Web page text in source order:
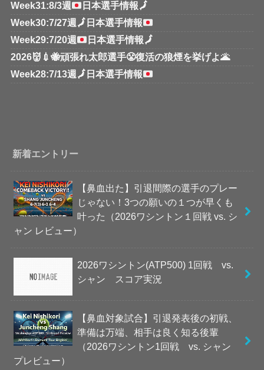
Week31:8/3週 日本選手情報🗾
Week30:7/27週 🗾 日本選手情報
Week29:7/20週
日本選手情報🗾
2026👹💉🐝頑張れ太郎選手😤復活の狼煙を挙げよ🌋
Week28:7/13週 🗾 日本選手情報
新着エントリー
【鼻血出た】引退間際の選手のプレー
じゃない！3つの願いの１つが早くも
叶った（2026ワシントン１回戦 vs. シ
ャン レビュー）
2026ワシントン(ATP500) 1回戦 vs.
シャン スコア実況
【鼻血対象試合】引退発表後の初戦、
準備は万端、相手は良く知る後輩
（2026ワシントン1回戦 vs. シャン
プレビュー）